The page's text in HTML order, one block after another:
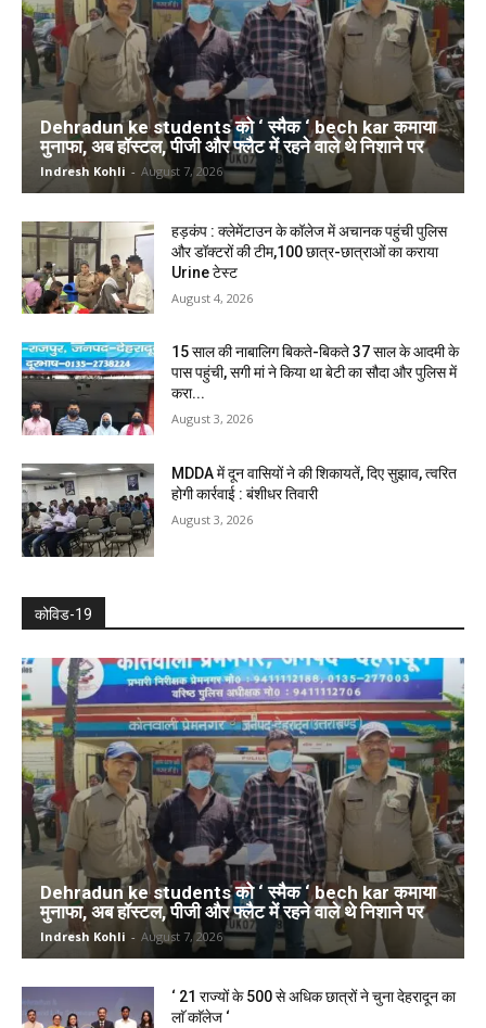
Dehradun ke students को ‘ स्मैक ‘ bech kar कमाया
मुनाफा, अब हॉस्टल, पीजी और फ्लैट में रहने वाले थे निशाने पर
Indresh Kohli - August 7, 2026
हड़कंप : क्लेमेंटाउन के कॉलेज में अचानक पहुंची पुलिस
और डॉक्टरों की टीम,100 छात्र-छात्राओं का कराया
Urine टेस्ट
August 4, 2026
15 साल की नाबालिग बिकते-बिकते 37 साल के आदमी के
पास पहुंची, सगी मां ने किया था बेटी का सौदा और पुलिस में
करा...
August 3, 2026
MDDA में दून वासियों ने की शिकायतें, दिए सुझाव, त्वरित
होगी कार्रवाई : बंशीधर तिवारी
August 3, 2026
कोविड-19
Dehradun ke students को ‘ स्मैक ‘ bech kar कमाया
मुनाफा, अब हॉस्टल, पीजी और फ्लैट में रहने वाले थे निशाने पर
Indresh Kohli - August 7, 2026
‘ 21 राज्यों के 500 से अधिक छात्रों ने चुना देहरादून का
लाॅ काॅलेज ‘